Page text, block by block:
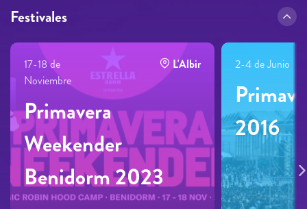
Festivales
17-18 de
Noviembre
L'Albir
Primavera
Weekender
Benidorm 2023
2-4 de Junio
2016